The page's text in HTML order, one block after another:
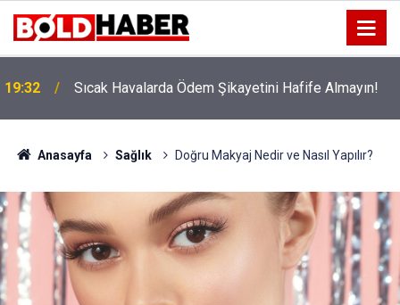
19:32 Sıcak Havalarda Ödem Şikayetini Hafife Almayın!
Anasayfa Sağlık Doğru Makyaj Nedir ve Nasıl Yapılır?